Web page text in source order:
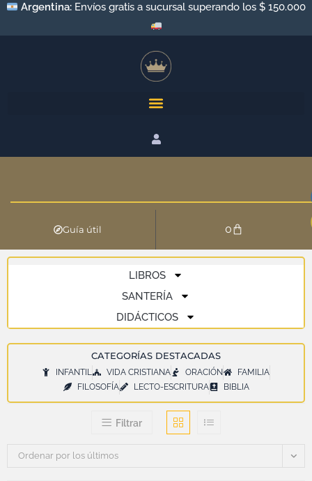
Argentina: Envíos gratis a sucursal superando los $ 150.000
Guía útil 0
LIBROS
SANTERÍA
DIDÁCTICOS
CATEGORÍAS DESTACADAS
INFANTIL VIDA CRISTIANA ORACIÓN
FAMILIA
FILOSOFÍA
LECTO-ESCRITURA BIBLIA
Filtrar
Ordenar por los últimos